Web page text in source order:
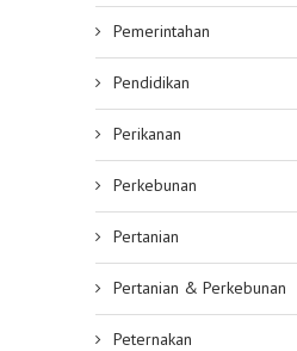
Pemerintahan
Pendidikan
Perikanan
Perkebunan
Pertanian
Pertanian & Perkebunan
Peternakan